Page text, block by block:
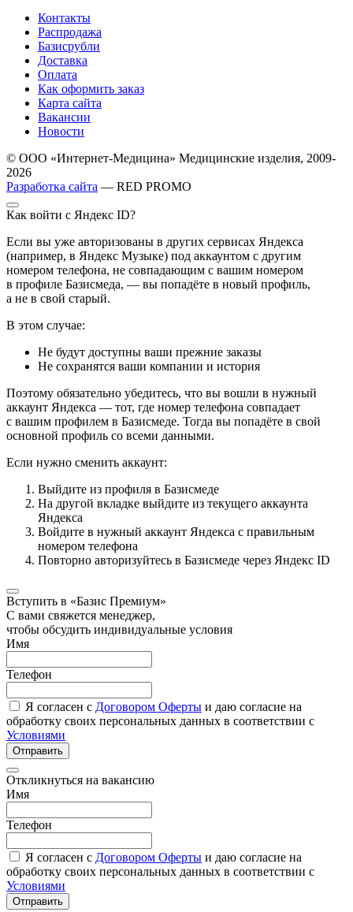
Контакты
Распродажа
Базисрубли
Доставка
Оплата
Как оформить заказ
Карта сайта
Вакансии
Новости
© ООО «Интернет-Медицина» Медицинские изделия, 2009-
2026
Разработка сайта — RED PROMO
Как войти с Яндекс ID?
Если вы уже авторизованы в других сервисах Яндекса
(например, в Яндекс Музыке) под аккаунтом с другим
номером телефона, не совпадающим с вашим номером
в профиле Базисмеда, — вы попадёте в новый профиль,
а не в свой старый.
В этом случае:
Не будут доступны ваши прежние заказы
Не сохранятся ваши компании и история
Поэтому обязательно убедитесь, что вы вошли в нужный
аккаунт Яндекса — тот, где номер телефона совпадает
с вашим профилем в Базисмеде. Тогда вы попадёте в свой
основной профиль со всеми данными.
Если нужно сменить аккаунт:
Выйдите из профиля в Базисмеде
На другой вкладке выйдите из текущего аккаунта
Яндекса
Войдите в нужный аккаунт Яндекса с правильным
номером телефона
Повторно авторизуйтесь в Базисмеде через Яндекс ID
Вступить в «Базис Премиум»
С вами свяжется менеджер,
чтобы обсудить индивидуальные условия
Имя
Телефон
Я согласен с Договором Оферты и даю согласие на
обработку своих персональных данных в соответствии с
Условиями
Отправить
Откликнуться на вакансию
Имя
Телефон
Я согласен с Договором Оферты и даю согласие на
обработку своих персональных данных в соответствии с
Условиями
Отправить